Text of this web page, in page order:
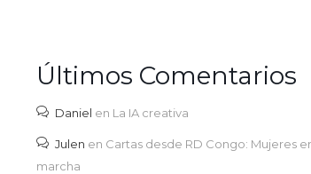
Últimos Comentarios
Daniel en La IA creativa
Julen en Cartas desde RD Congo: Mujeres
marcha